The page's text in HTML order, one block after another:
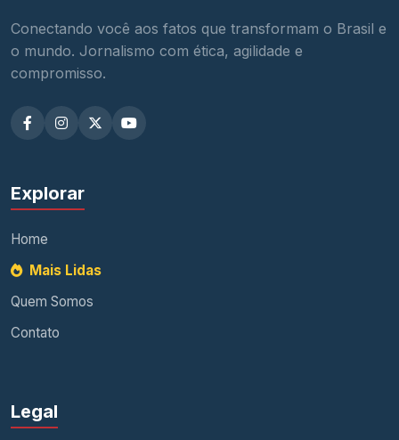
Conectando você aos fatos que transformam o Brasil e
o mundo. Jornalismo com ética, agilidade e
compromisso.
Explorar
Home
Mais Lidas
Quem Somos
Contato
Legal